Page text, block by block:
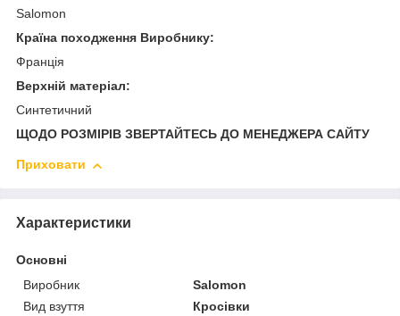
Salomon
Країна походження Виробнику:
Франція
Верхній матеріал:
Синтетичний
ЩОДО РОЗМІРІВ ЗВЕРТАЙТЕСЬ ДО МЕНЕДЖЕРА САЙТУ
Приховати
Характеристики
Основні
Виробник
Salomon
Вид взуття
Кросівки